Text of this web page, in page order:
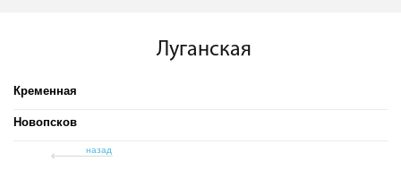
Луганская
Кременная
Новопсков
назад